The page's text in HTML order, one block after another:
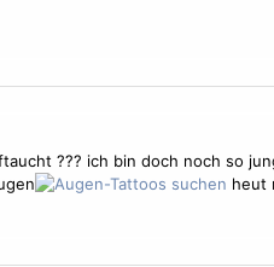
??? ich bin doch noch so
heut